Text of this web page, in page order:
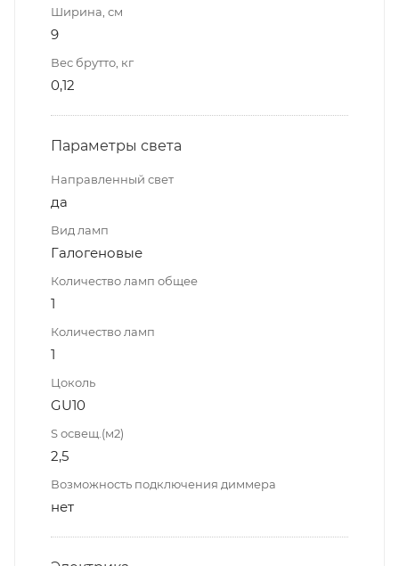
Ширина, см
9
Вес брутто, кг
0,12
Параметры света
Направленный свет
да
Вид ламп
Галогеновые
Количество ламп общее
1
Количество ламп
1
Цоколь
GU10
S освещ.(м2)
2,5
Возможность подключения диммера
нет